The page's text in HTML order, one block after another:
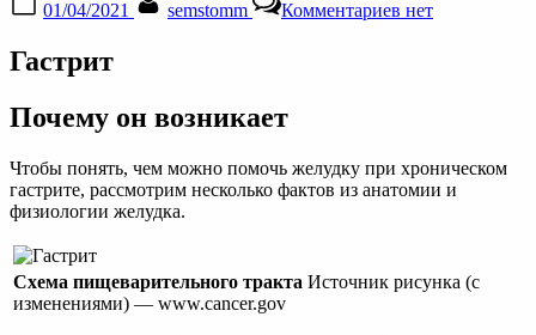
on
01/04/2021 semstomm Комментариевзаписи
нет
Гастрит
Почему он возникает
Чтобы понять, чем можно помочь желудку при хроническом
гастрите, рассмотрим несколько фактов из анатомии и
физиологии желудка.
Схема пищеварительного тракта Источник рисунка (с
изменениями) — www.cancer.gov